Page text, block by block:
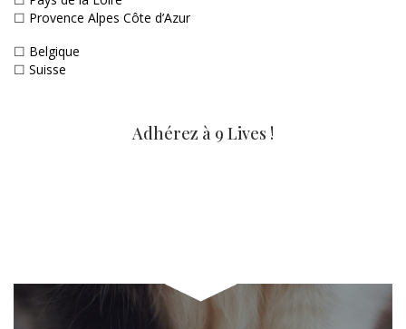
☐ Provence Alpes Côte d’Azur
☐ Belgique
☐ Suisse
Adhérez à 9 Lives !